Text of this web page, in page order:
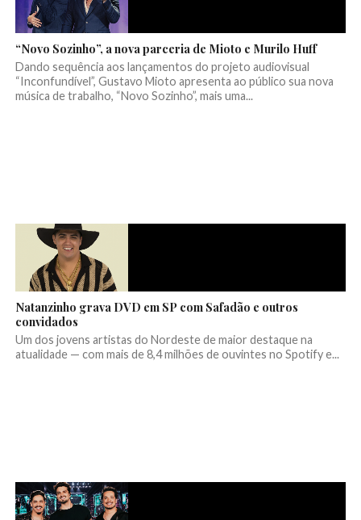
“Novo Sozinho”, a nova parceria de Mioto e Murilo Huff
Dando sequência aos lançamentos do projeto audiovisual
“Inconfundível”, Gustavo Mioto apresenta ao público sua nova
música de trabalho, “Novo Sozinho”, mais uma...
Natanzinho grava DVD em SP com Safadão e outros
convidados
Um dos jovens artistas do Nordeste de maior destaque na
atualidade — com mais de 8,4 milhões de ouvintes no Spotify e...